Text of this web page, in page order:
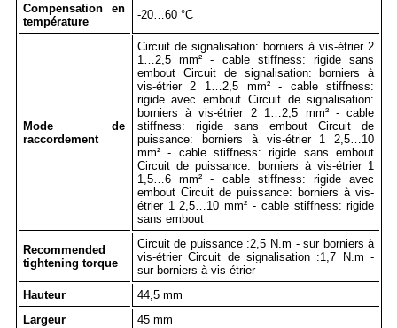
Compensation en
température
-20…60 °C
Mode de
raccordement
Circuit de signalisation: borniers à vis-étrier 2
1…2,5 mm² - cable stiffness: rigide sans
embout Circuit de signalisation: borniers à
vis-étrier 2 1…2,5 mm² - cable stiffness:
rigide avec embout Circuit de signalisation:
borniers à vis-étrier 2 1…2,5 mm² - cable
stiffness: rigide sans embout Circuit de
puissance: borniers à vis-étrier 1 2,5…10
mm² - cable stiffness: rigide sans embout
Circuit de puissance: borniers à vis-étrier 1
1,5…6 mm² - cable stiffness: rigide avec
embout Circuit de puissance: borniers à vis-
étrier 1 2,5…10 mm² - cable stiffness: rigide
sans embout
Recommended
tightening torque
Circuit de puissance :2,5 N.m - sur borniers à
vis-étrier Circuit de signalisation :1,7 N.m -
sur borniers à vis-étrier
Hauteur
44,5 mm
Largeur
45 mm